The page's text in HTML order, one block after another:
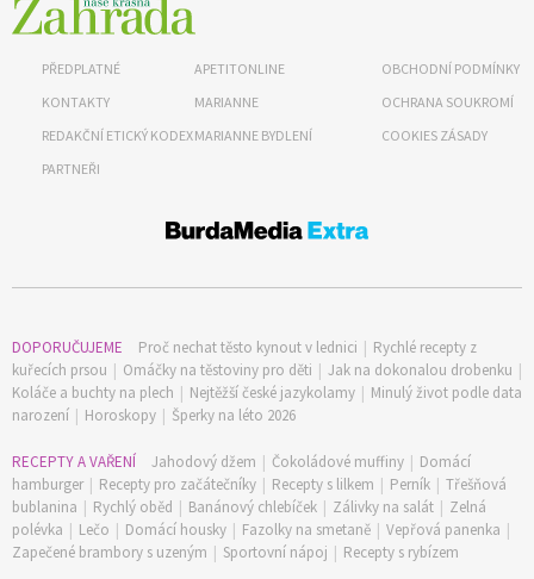
PŘEDPLATNÉ
KONTAKTY
REDAKČNÍ ETICKÝ KODEX
PARTNEŘI
APETITONLINE
MARIANNE
MARIANNE BYDLENÍ
OBCHODNÍ PODMÍNKY
OCHRANA SOUKROMÍ
COOKIES ZÁSADY
DOPORUČUJEME Proč nechat těsto kynout v lednici | Rychlé recepty z
kuřecích prsou | Omáčky na těstoviny pro děti | Jak na dokonalou drobenku |
Koláče a buchty na plech | Nejtěžší české jazykolamy | Minulý život podle data
narození | Horoskopy | Šperky na léto 2026
RECEPTY A VAŘENÍ Jahodový džem | Čokoládové muffiny | Domácí
hamburger | Recepty pro začátečníky | Recepty s lilkem | Perník | Třešňová
bublanina | Rychlý oběd | Banánový chlebíček | Zálivky na salát | Zelná
polévka | Lečo | Domácí housky | Fazolky na smetaně | Vepřová panenka |
Zapečené brambory s uzeným | Sportovní nápoj | Recepty s rybízem